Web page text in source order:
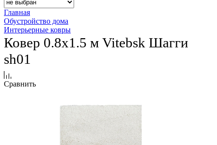
Главная
Обустройство дома
Интерьерные ковры
Ковер 0.8х1.5 м Vitebsk Шагги
sh01
Сравнить